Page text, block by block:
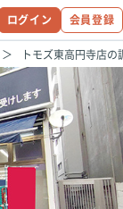
ログイン 会員登録
トモズ東高円寺店の